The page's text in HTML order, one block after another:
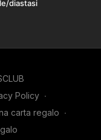
diastasi
Policy ∙
carta regalo ∙